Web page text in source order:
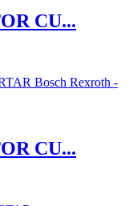
CU...
CU...